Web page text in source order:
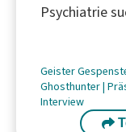
Psychiatrie
Geister
Ghosthunter|
Interview